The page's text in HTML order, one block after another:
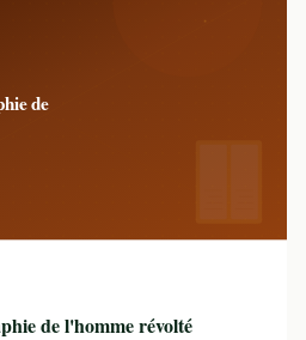
de l'homme révolté